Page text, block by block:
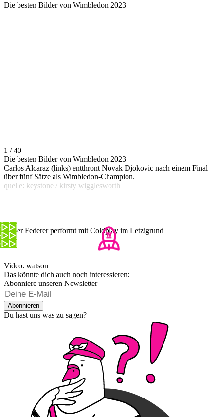
Die besten Bilder von Wimbledon 2023
1 / 40
Die besten Bilder von Wimbledon 2023
Carlos Alcaraz (links) entthront Novak Djokovic nach einem Final
über fünf Sätze als Wimbledon-Champion.
quelle: keystone / kirsty wigglesworth
Roger Federer performt mit Coldplay im Letzigrund
Video: watson
Das könnte dich auch noch interessieren:
Abonniere unseren Newsletter
Abonnieren
Du hast uns was zu sagen?